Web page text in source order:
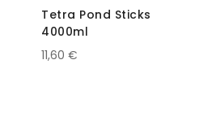
Tetra Pond Sticks
4000ml
11,60 €